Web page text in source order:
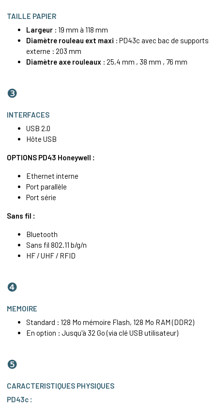
TAILLE PAPIER
Largeur : 19 mm à 118 mm
Diamètre rouleau ext maxi : PD43c avec bac de supports
externe : 203 mm
Diamètre axe rouleaux : 25,4 mm , 38 mm , 76 mm
❸
INTERFACES
USB 2.0
Hôte USB
OPTIONS PD43 Honeywell :
Ethernet interne
Port parallèle
Port série
Sans fil :
Bluetooth
Sans fil 802.11 b/g/n
HF / UHF / RFID
❹
MEMOIRE
Standard : 128 Mo mémoire Flash, 128 Mo RAM (DDR2)
En option : Jusqu'à 32 Go (via clé USB utilisateur)
❺
CARACTERISTIQUES PHYSIQUES
PD43c :